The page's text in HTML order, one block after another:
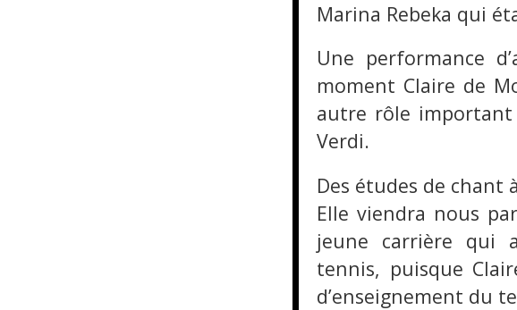
Marina Rebeka qui
Une performance
moment Claire de
autre rôle important
Verdi.
Des études de chant
Elle viendra nous
jeune carrière qui
tennis, puisque
d’enseignement du